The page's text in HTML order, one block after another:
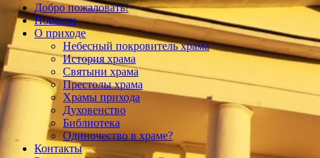
Добро пожаловать!
Новости
О приходе
Небесный покровитель храма
История храма
Святыни храма
Престолы храма
Храмы прихода
Духовенство
Библиотека
Одиночество в храме?
Контакты